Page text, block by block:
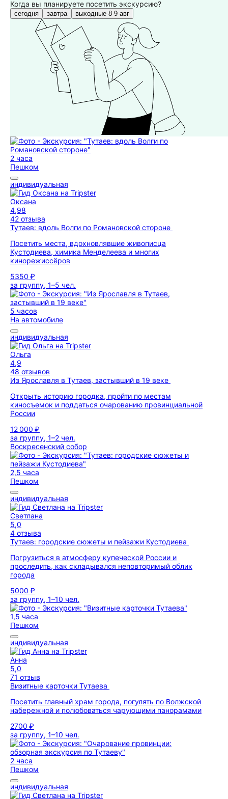
Когда вы планируете посетить экскурсию?
сегодня завтра выходные 8-9 авг
2 часа
Пешком
индивидуальная
Оксана
4,98
42 отзыва
Тутаев: вдоль Волги по Романовской стороне
Посетить места, вдохновлявшие живописца
Кустодиева, химика Менделеева и многих
кинорежиссёров
5350 ₽
за группу, 1–5 чел.
5 часов
На автомобиле
индивидуальная
Ольга
4,9
48 отзывов
Из Ярославля в Тутаев, застывший в 19 веке
Открыть историю городка, пройти по местам
киносъемок и поддаться очарованию провинциальной
России
12 000 ₽
за группу, 1–2 чел.
Воскресенский собор
2,5 часа
Пешком
индивидуальная
Светлана
5,0
4 отзыва
Тутаев: городские сюжеты и пейзажи Кустодиева
Погрузиться в атмосферу купеческой России и
проследить, как складывался неповторимый облик
города
5000 ₽
за группу, 1–10 чел.
1,5 часа
Пешком
индивидуальная
Анна
5,0
71 отзыв
Визитные карточки Тутаева
Посетить главный храм города, погулять по Волжской
набережной и полюбоваться чарующими панорамами
2700 ₽
за группу, 1–10 чел.
2 часа
Пешком
индивидуальная